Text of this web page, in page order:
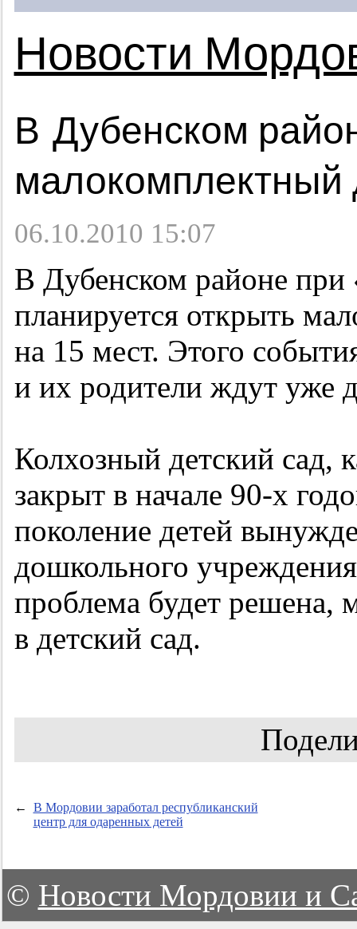
Новости
В Дубенском
малокомплектный
06.10.2010 15:07
В Дубенском районе
планируется открыть
на 15 мест. Этого
и их родители ждут уже
Колхозный детский сад,
закрыт в начале 90-х
поколение детей
дошкольного
проблема будет решена,
в детский сад.
←
В Мордовии заработал республиканский
центр для одаренных детей
© Новости Мордовии и